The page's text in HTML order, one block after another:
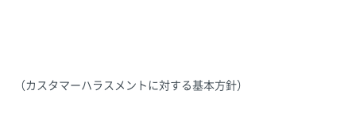
（カスタマーハラスメントに対する基本方針）